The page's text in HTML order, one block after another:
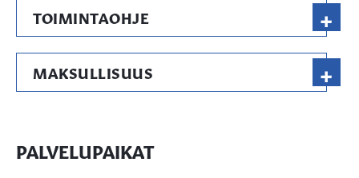
TOIMINTAOHJE +
MAKSULLISUUS +
PALVELUPAIKAT